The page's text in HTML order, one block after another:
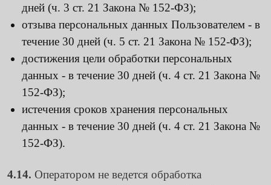
дней (ч. 3 ст. 21 Закона № 152-ФЗ);
отзыва персональных данных Пользователем - в
течение 30 дней (ч. 5 ст. 21 Закона № 152-ФЗ);
достижения цели обработки персональных
данных - в течение 30 дней (ч. 4 ст. 21 Закона №
152-ФЗ);
истечения сроков хранения персональных
данных - в течение 30 дней (ч. 4 ст. 21 Закона №
152-ФЗ).
4.14. Оператором не ведется обработка